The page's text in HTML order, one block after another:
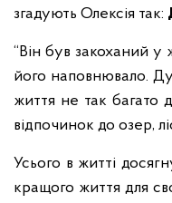
згадують Олексія так:
“Він був закоханий
його наповнювало.
життя не так багато
відпочинок до озер,
Усього в житті
кращого життя для